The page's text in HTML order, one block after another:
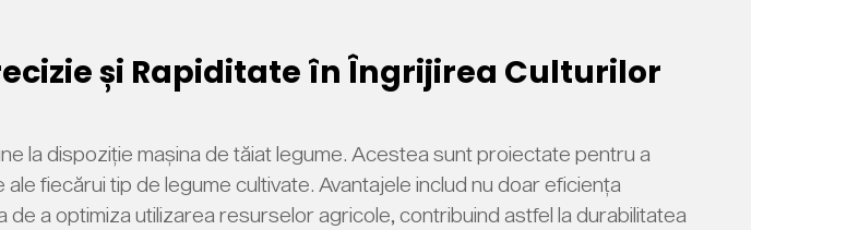
și Rapiditate în Îngrijirea Culturilor
la dispoziție mașina de tăiat legume. Acestea sunt proiectate pentru a
fiecărui tip de legume cultivate. Avantajele includ nu doar eficiența
a optimiza utilizarea resurselor agricole, contribuind astfel la durabilitatea